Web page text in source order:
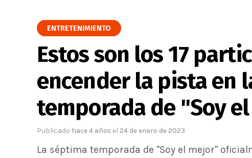
ENTRETENIMIENTO
Estos son los 17
encender la pista en
temporada de "Soy el
Publicado hace 4 años el 24 de enero de 2023
La séptima temporada de "Soy el mejor"